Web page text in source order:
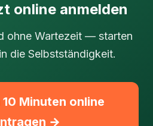
online anmelden
ohne Wartezeit — starten
die Selbstständigkeit.
Minuten online
→